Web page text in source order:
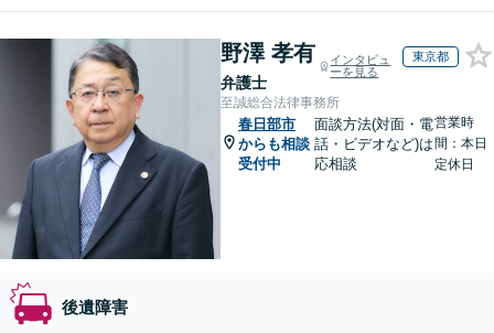
野澤 孝有
弁護士
インタビュ
ーを見る
東京都
至誠総合法律事務所
春日部市
からも相談
受付中
面談方法(対面・電
話・ビデオなど)は
応相談
営業時
間：本日
定休日
後遺障害